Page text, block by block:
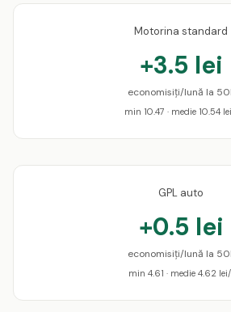
Motorina standard
+3.5 lei
economisiți/lună la
min 10.47 · medie 10.54
GPL auto
+0.5 lei
economisiți/lună la
min 4.61 · medie 4.62